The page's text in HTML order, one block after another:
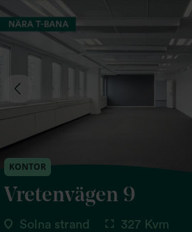
KONTOR
Vretenvägen 9
Solna strand 327 Kvm